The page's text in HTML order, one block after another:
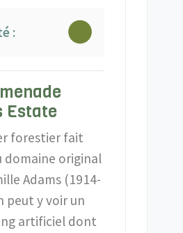
:
Estate
forestier fait
domaine original
Adams (1914-
peut y voir un
artificiel dont